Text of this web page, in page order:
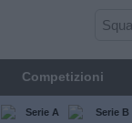
Competizioni
Serie A Serie B